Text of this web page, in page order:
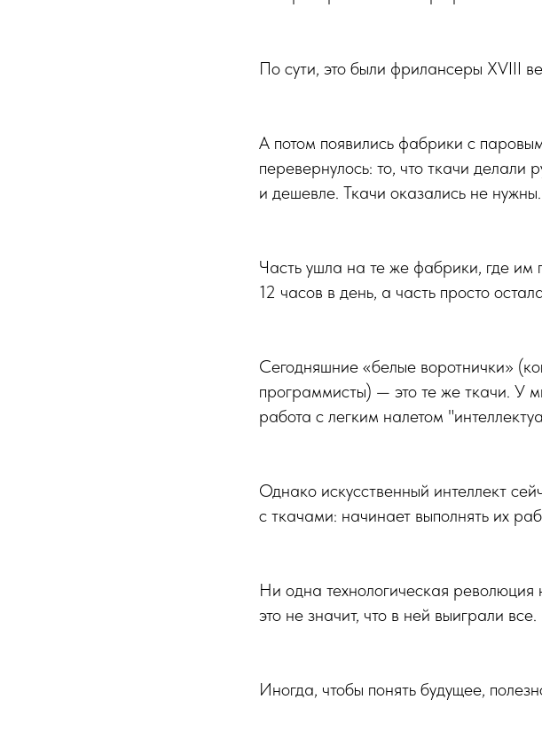
По сути, это были фрилансеры XVIII
А потом появились фабрики с
перевернулось: то, что ткачи
и дешевле. Ткачи оказались не нужны.
Часть ушла на те же фабрики, где им
12 часов в день, а часть просто
Сегодняшние «белые воротнички»
программисты) — это те же ткачи. У
работа с легким налетом
Однако искусственный интеллект
с ткачами: начинает выполнять их
Ни одна технологическая
это не значит, что в ней выиграли все.
Иногда, чтобы понять будущее,